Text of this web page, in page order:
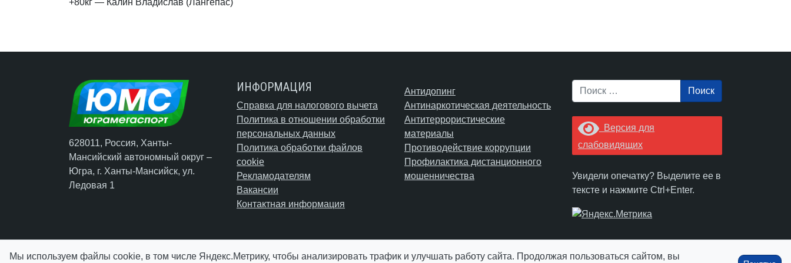
+80кг — Калин Владислав (Лангепас)
628011, Россия, Ханты-
Мансийский автономный округ –
Югра, г. Ханты-Мансийск, ул.
Ледовая 1
ИНФОРМАЦИЯ
Справка для налогового вычета
Политика в отношении обработки
персональных данных
Политика обработки файлов
cookie
Рекламодателям
Вакансии
Контактная информация
Антидопинг
Антинаркотическая деятельность
Антитеррористические
материалы
Противодействие коррупции
Профилактика дистанционного
мошенничества
Поиск
Версия для
слабовидящих
Увидели опечатку? Выделите ее в
тексте и нажмите Ctrl+Enter.
Мы используем файлы cookie, в том числе Яндекс.Метрику, чтобы анализировать трафик и улучшать работу сайта. Продолжая пользоваться сайтом, вы